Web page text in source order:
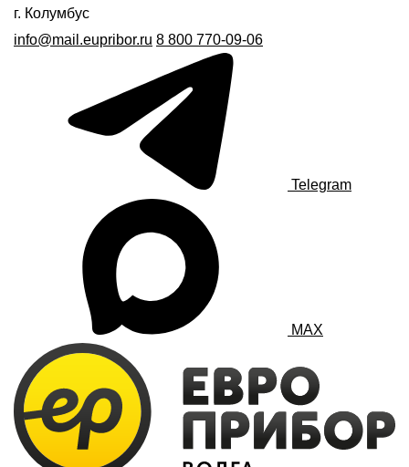
г. Колумбус
info@mail.eupribor.ru 8 800 770-09-06
Telegram
MAX